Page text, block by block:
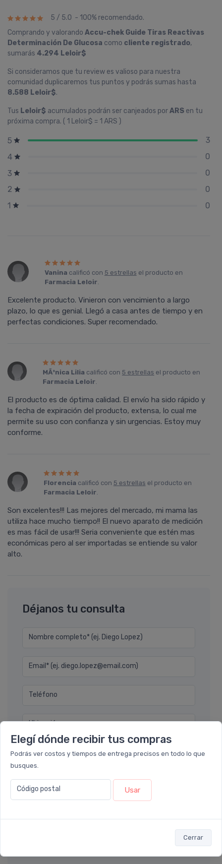
Elegí dónde recibir tus compras
Podrás ver costos y tiempos de entrega precisos en todo lo que
busques.
Código postal Usar
Cerrar
5 / 5.0 - 100% recomendado.
Comprando y valorando Accu-chek Guide Tiras Reactivas
Determinación De Glucosa como cliente registrado,
sumarás 4.294 Leloir$
Si consideramos que tu review es valioso para nuestra
comunidad duplicaremos tus puntos y podrás sumas hasta
8.588 Leloir$.
Tus Leloir$ acumulados podrán ser canjeados porARS en tu
próxima compra. ( 1 Leloir$ = 1 ARS )
5
3
4
0
3
0
2
0
1
0
Vanina calificó con 5 estrellas el producto en
Farmacia Leloir.
Excelente producto. Vinieron con vencimiento a largo
plazo, lo que es genial. Llegó a casa antes de tiempo y en
perfectas condiciones. Super recomendado.
MÃ³nica Lilia calificó con 5 estrellas el producto en
Farmacia Leloir.
El producto es de óptima calidad. El enví­o ha sido rápido y
la fecha de expiración del producto, extensa, lo cual me
permite su uso con confianza y sin urgencias. Estoy muy
conforme.
Florencia calificó con 5 estrellas el producto en
Farmacia Leloir.
Son excelentes!!! Las mejores del mercado, mi mama las
utiliza hace mucho tiempo!! El nuevo aparato de medición
es mas fácil de usar!!! Seria conveniente que estén mas
económicas pero al ser importadas se entiende su valor
alto.
Déjanos tu consulta
Nombre completo* (ej. Diego Lopez)
Email* (ej. diego.lopez@email.com)
Teléfono
Ubicación
Por favor describa en detalle su solicitud